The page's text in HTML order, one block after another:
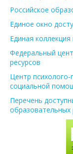
Российское
Единое окно
Единая
Федеральный
ресурсов
Центр психолого-
социальной
Перечень
образовательных